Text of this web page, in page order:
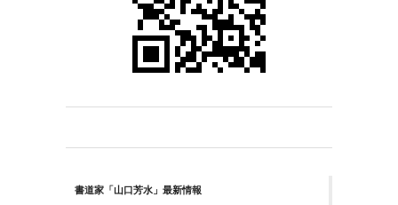
書道家「山口芳水」最新情報